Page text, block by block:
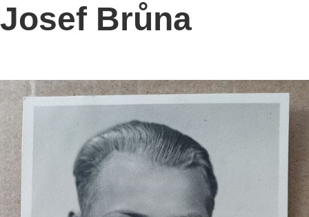
Josef Brůna